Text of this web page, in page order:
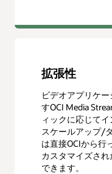
拡張性
ビデオアプリケ
すOCI Media
ィックに応じて
スケールアップ/
は直接OCIから行
カスタマイズさ
できます。